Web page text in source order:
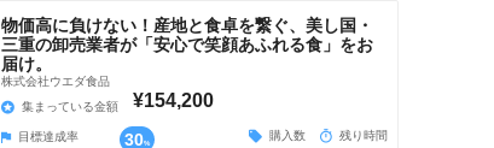
物価高に負けない！産地と食卓を繋ぐ、美し国・
三重の卸売業者が「安心で笑顔あふれる食」をお
届け。
株式会社ウエダ食品
集まっている金額
¥154,200
目標達成率 30%
購入数
残り時間